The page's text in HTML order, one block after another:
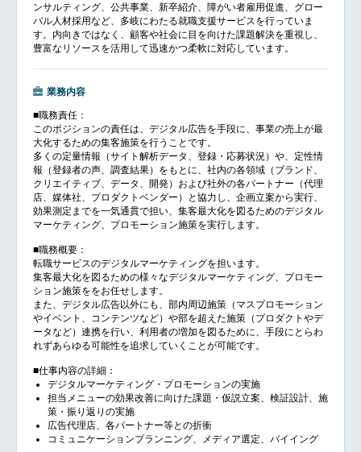
ンサルティング、公共事業、新卒紹介、障がい者雇用促進、グロー
バル人材採用など、多岐にわたる就職支援サービスを行っていま
す。内向きではなく、顧客や社会に目を向けた課題解決を重視し、
豊富なリソースを活用して迅速かつ柔軟に対応しています。
業務内容
■職務責任：
このポジションの責任は、デジタル広告を手段に、事業の売上が最
大化するための集客施策を行うことです。
多くの定量情報（サイト解析データ、登録・応募状況）や、定性情
報（登録者の声、調査結果）をもとに、社内の各領域（ブランド、
クリエイティブ、データ、開発）および社外の各パートナー（代理
店、媒体社、プロダクトベンダー）と協力し、企画立案から実行、
効果測定までを一気通貫で担い、集客最大化を図るためのデジタル
マーケティング、プロモーション施策を実行します。
■職務概要：
転職サービスのデジタルマーケティングを担います。
集客最大化を図るための様々なデジタルマーケティング、プロモー
ション施策ををお任せします。
また、デジタル広告以外にも、部内周辺施策（マスプロモーション
やイベント、コンテンツなど）や部を超えた施策（プロダクトやデ
ータなど）連携を行い、利用者の増加を図るために、手段にとらわ
れずあらゆる可能性を追求していくことが可能です。
■仕事内容の詳細：
デジタルマーケティング・プロモーションの実施
担当メニューの効果改善に向けた課題・仮説立案、検証設計、施
策・振り返りの実施
広告代理店、各パートナー等との折衝
コミュニケーションプランニング、メディア選定、バイイング